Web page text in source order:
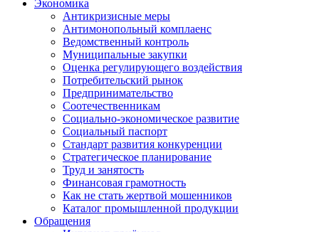
Экономика
Антикризисные меры
Антимонопольный комплаенс
Ведомственный контроль
Муниципальные закупки
Оценка регулирующего воздействия
Потребительский рынок
Предпринимательство
Соотечественникам
Социально-экономическое развитие
Социальный паспорт
Стандарт развития конкуренции
Стратегическое планирование
Труд и занятость
Финансовая грамотность
Как не стать жертвой мошенников
Каталог промышленной продукции
Обращения